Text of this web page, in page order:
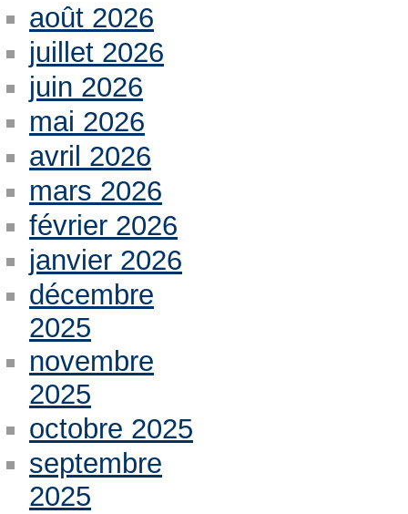
août 2026
juillet 2026
juin 2026
mai 2026
avril 2026
mars 2026
février 2026
janvier 2026
décembre
2025
novembre
2025
octobre 2025
septembre
2025